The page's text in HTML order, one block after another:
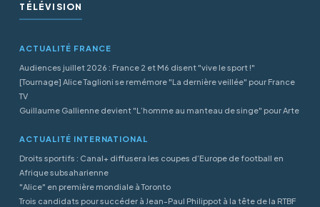
TÉLÉVISION
ACTUALITÉ FRANCE
Audiences juillet 2026 : France 2 et M6 disent "vive le sport !"
[Tournage] Alice Taglioni se remémore "La dernière veillée" pour France
TV
Guillaume Gallienne devient "L’homme au manteau de singe" pour Arte
ACTUALITÉ INTERNATIONAL
Droits sportifs : Canal+ diffusera les coupes d’Europe de football en
Afrique subsaharienne
"Alice" en première mondiale à Toronto
Trois candidats pour succéder à Jean-Paul Philippot à la tête de la RTBF